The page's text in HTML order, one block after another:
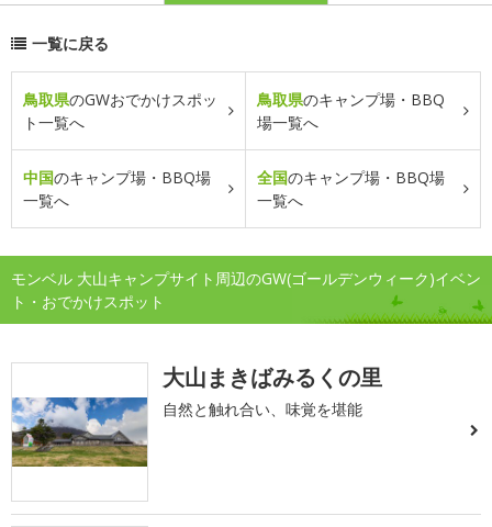
一覧に戻る
鳥取県のGWおでかけスポッ
ト一覧へ
鳥取県のキャンプ場・BBQ
場一覧へ
中国のキャンプ場・BBQ場
一覧へ
全国のキャンプ場・BBQ場
一覧へ
モンベル 大山キャンプサイト周辺のGW(ゴールデンウィーク)イベン
ト・おでかけスポット
大山まきばみるくの里
自然と触れ合い、味覚を堪能